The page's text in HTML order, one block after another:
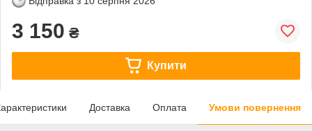
3 150 ₴
Купити
Доставка Оплата Умови повернення